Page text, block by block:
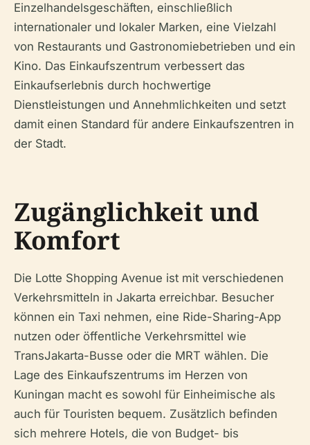
Einzelhandelsgeschäften, einschließlich
internationaler und lokaler Marken, eine Vielzahl
von Restaurants und Gastronomiebetrieben und ein
Kino. Das Einkaufszentrum verbessert das
Einkaufserlebnis durch hochwertige
Dienstleistungen und Annehmlichkeiten und setzt
damit einen Standard für andere Einkaufszentren in
der Stadt.
Zugänglichkeit und
Komfort
Die Lotte Shopping Avenue ist mit verschiedenen
Verkehrsmitteln in Jakarta erreichbar. Besucher
können ein Taxi nehmen, eine Ride-Sharing-App
nutzen oder öffentliche Verkehrsmittel wie
TransJakarta-Busse oder die MRT wählen. Die
Lage des Einkaufszentrums im Herzen von
Kuningan macht es sowohl für Einheimische als
auch für Touristen bequem. Zusätzlich befinden
sich mehrere Hotels, die von Budget- bis